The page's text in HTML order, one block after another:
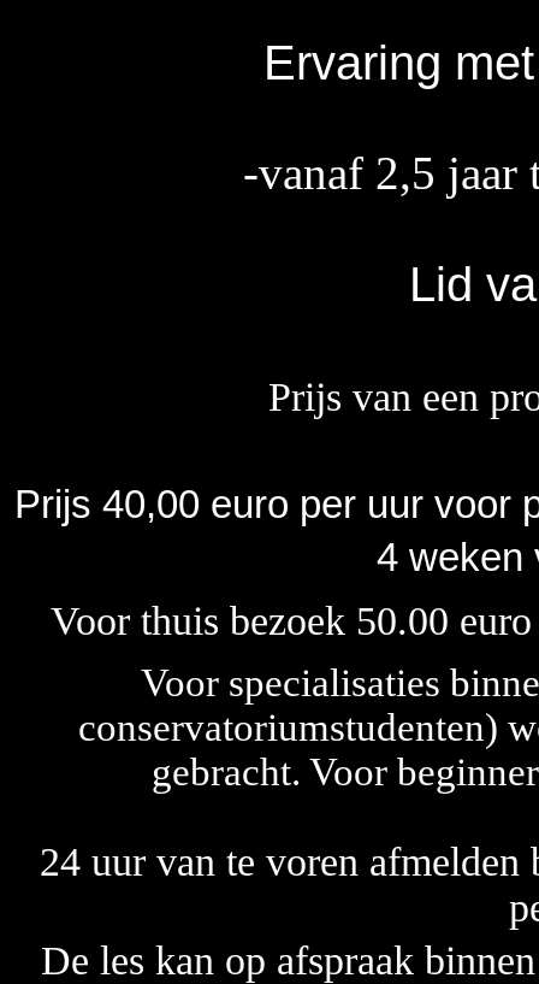
Ervaring
-vanaf 2,5 jaar
Lid
Prijs van een
Prijs 40,00 euro per uur voor
4 weken
Voor thuis bezoek 50.00
Voor specialisaties
conservatoriumstudenten)
gebracht. Voor
24 uur van te voren
De les kan op afspraak binnen